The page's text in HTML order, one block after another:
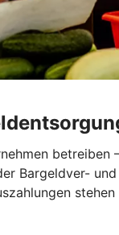
Bargeldver-